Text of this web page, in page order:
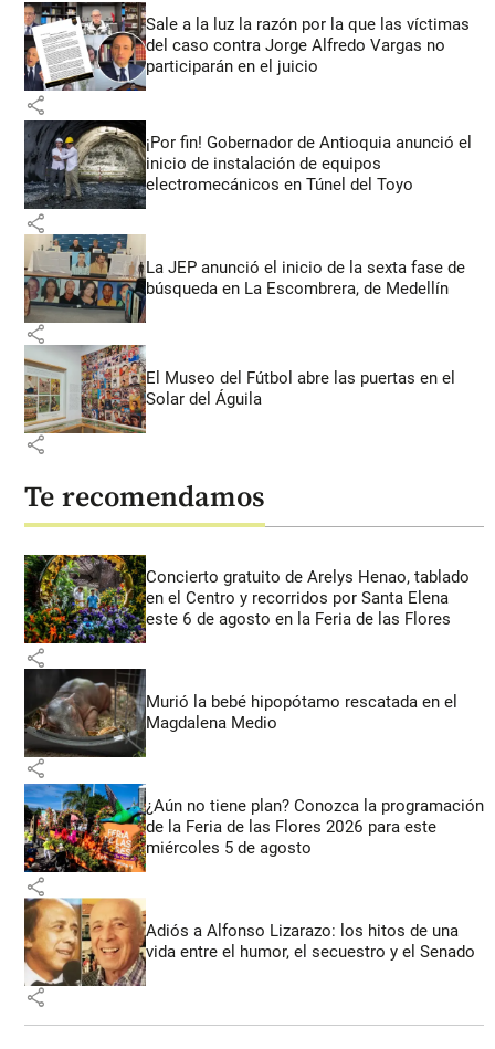
Sale a la luz la razón por la que las víctimas
del caso contra Jorge Alfredo Vargas no
participarán en el juicio
share
¡Por fin! Gobernador de Antioquia anunció el
inicio de instalación de equipos
electromecánicos en Túnel del Toyo
share
La JEP anunció el inicio de la sexta fase de
búsqueda en La Escombrera, de Medellín
share
El Museo del Fútbol abre las puertas en el
Solar del Águila
share
Te recomendamos
Concierto gratuito de Arelys Henao, tablado
en el Centro y recorridos por Santa Elena
este 6 de agosto en la Feria de las Flores
share
Murió la bebé hipopótamo rescatada en el
Magdalena Medio
share
¿Aún no tiene plan? Conozca la programación
de la Feria de las Flores 2026 para este
miércoles 5 de agosto
share
Adiós a Alfonso Lizarazo: los hitos de una
vida entre el humor, el secuestro y el Senado
share